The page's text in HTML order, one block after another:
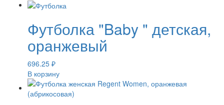
Футболка "Baby " детская,
оранжевый
696.25 ₽
В корзину